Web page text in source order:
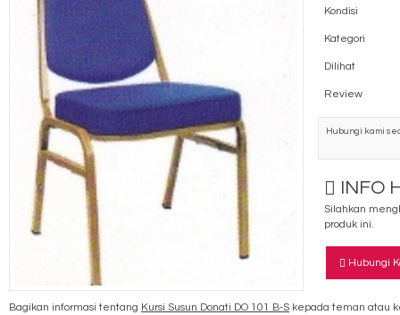
Kondisi
Kategori
Dilihat
Review
Hubungi kami
INFO
Silahkan
produk ini.
Hubungi
Bagikan informasi tentang Kursi Susun Donati DO 101 B-S kepada teman atau